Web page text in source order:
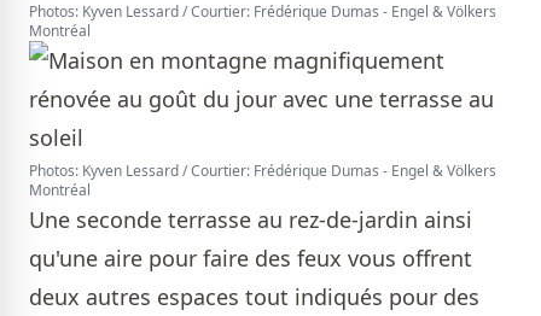
Photos: Kyven Lessard / Courtier: Frédérique Dumas - Engel & Völkers
Montréal
Photos: Kyven Lessard / Courtier: Frédérique Dumas - Engel & Völkers
Montréal
Une seconde terrasse au rez-de-jardin ainsi
qu'une aire pour faire des feux vous offrent
deux autres espaces tout indiqués pour des